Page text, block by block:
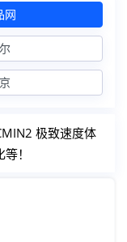
） 住宅IP+双ISP认证
） 住宅IP+双ISP认证
） 住宅IP+双ISP认证
西班牙住宅（欧洲） 住宅IP+双ISP认证
网
极致速度体
！